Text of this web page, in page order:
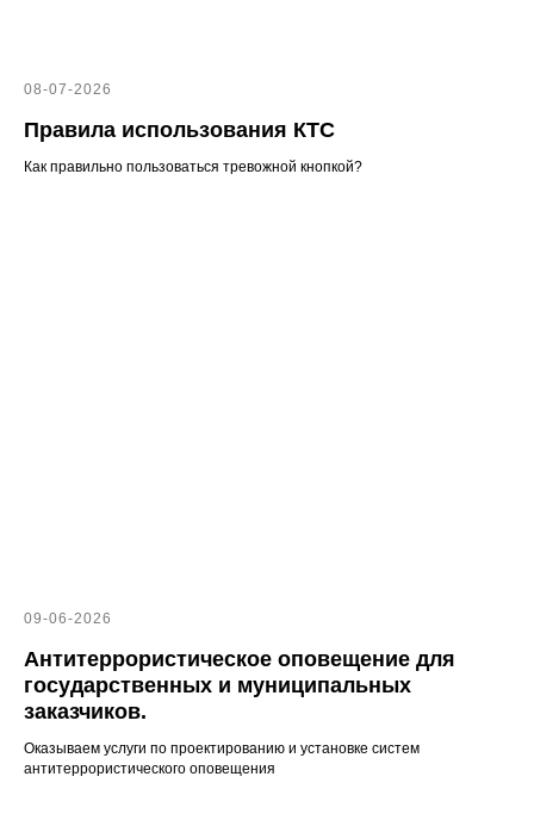
08-07-2026
Правила использования КТС
Как правильно пользоваться тревожной кнопкой?
09-06-2026
Антитеррористическое оповещение для
государственных и муниципальных
заказчиков.
Оказываем услуги по проектированию и установке систем
антитеррористического оповещения